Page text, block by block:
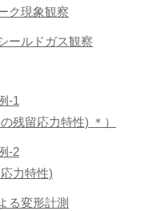
ク現象観察
ールドガス観察
-1
残留応力特性) ＊）
-2
力特性)
る変形計測